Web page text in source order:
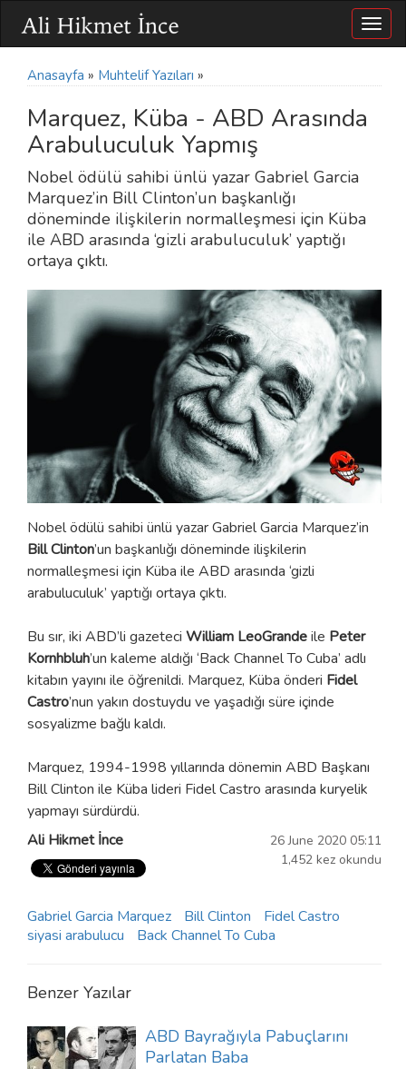
Anasayfa » Muhtelif Yazıları »
Marquez, Küba - ABD Arasında
Arabuluculuk Yapmış
Nobel ödülü sahibi ünlü yazar Gabriel Garcia
Marquez’in Bill Clinton’un başkanlığı
döneminde ilişkilerin normalleşmesi için Küba
ile ABD arasında ‘gizli arabuluculuk’ yaptığı
ortaya çıktı.
Nobel ödülü sahibi ünlü yazar Gabriel Garcia Marquez’in
Bill Clinton’un başkanlığı döneminde ilişkilerin
normalleşmesi için Küba ile ABD arasında ‘gizli
arabuluculuk’ yaptığı ortaya çıktı.
Bu sır, iki ABD’li gazeteci William LeoGrandeile Peter
Kornhbluh’un kaleme aldığı ‘Back Channel To Cuba’ adlı
kitabın yayını ile öğrenildi. Marquez, Küba önderi Fidel
Castro’nun yakın dostuydu ve yaşadığı süre içinde
sosyalizme bağlı kaldı.
Marquez, 1994-1998 yıllarında dönemin ABD Başkanı
Bill Clinton ile Küba lideri Fidel Castro arasında kuryelik
yapmayı sürdürdü.
26 June 2020 05:11
1,452 kez okundu
Ali Hikmet İnce
Gabriel Garcia Marquez Bill Clinton
Fidel Castro
siyasi arabulucu
Back Channel To Cuba
Benzer Yazılar
ABD Bayrağıyla Pabuçlarını
Parlatan Baba